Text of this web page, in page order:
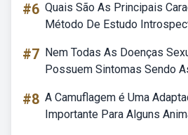
#6 Quais São As Principais
Método De Estudo
#7 Nem Todas As Doenças
Possuem Sintomas Sendo
#8 A Camuflagem é Uma
Importante Para Alguns